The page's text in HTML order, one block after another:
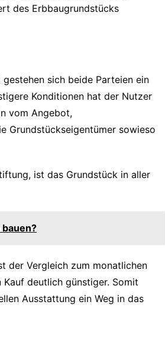
des Erbbaugrundstücks
sich beide Parteien ein
Konditionen hat der Nutzer
vom Angebot,
Grundstückseigentümer sowieso
ist das Grundstück in aller
der Vergleich zum monatlichen
deutlich günstiger. Somit
Ausstattung ein Weg in das